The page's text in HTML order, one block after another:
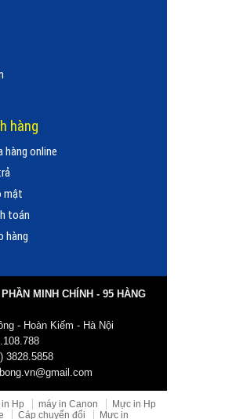
hàng
hàng online
mật
toán
hàng
MINH CHÍNH - 95 HÀNG
- Hoàn Kiếm - Hà Nội
3828.5858
Hp máy in Canon
Mực in Hp
Cáp chuyển đổi Mực in